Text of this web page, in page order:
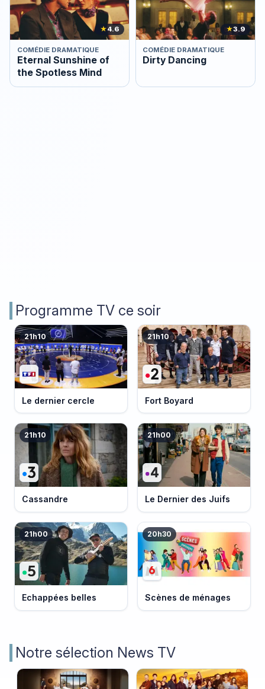
★4.6
COMÉDIE DRAMATIQUE
Eternal Sunshine of
the Spotless Mind
★3.9
COMÉDIE DRAMATIQUE
Dirty Dancing
Programme TV ce soir
21h10
Le dernier cercle
21h10
Fort Boyard
21h10
Cassandre
21h00
Le Dernier des Juifs
21h00
Echappées belles
20h30
Scènes de ménages
Notre sélection News TV